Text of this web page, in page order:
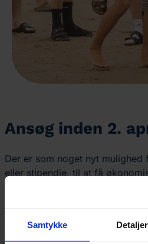
Samtykke Detaljer
Ansøg inden 2.
Der er som noget nyt
eller stipendie, til at få
Ansøgningsfristen er d. 2. april.
Læs meget mere